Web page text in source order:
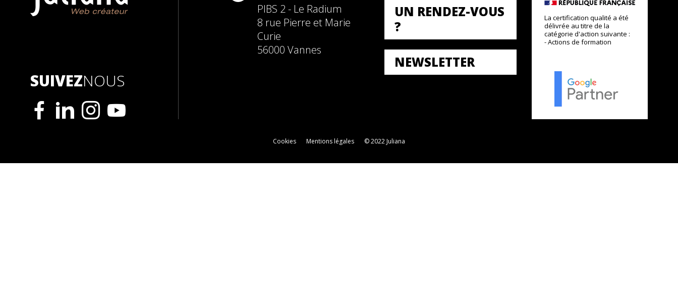
SUIVEZNOUS
PIBS 2 - Le Radium
8 rue Pierre et Marie
Curie
56000 Vannes
UN RENDEZ-VOUS
?
NEWSLETTER
La certification qualité a été
délivrée au titre de la
catégorie d'action suivante :
- Actions de formation
Cookies Mentions légales © 2022 Juliana